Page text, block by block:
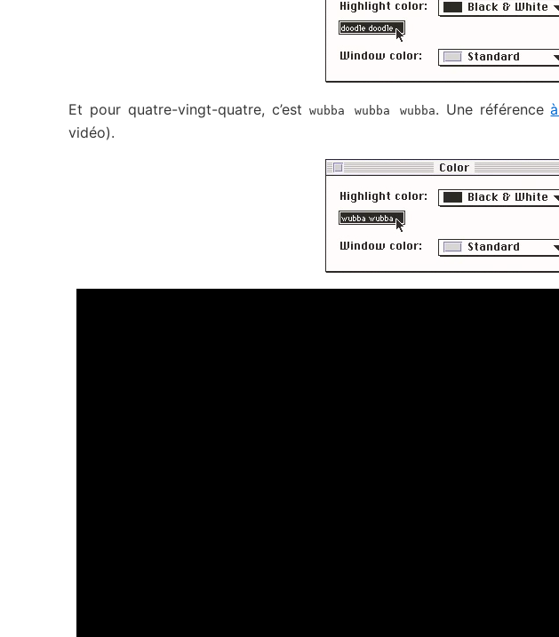
Et pour quatre-vingt-quatre, c’est wubba wubba wubba. Une référence
vidéo).